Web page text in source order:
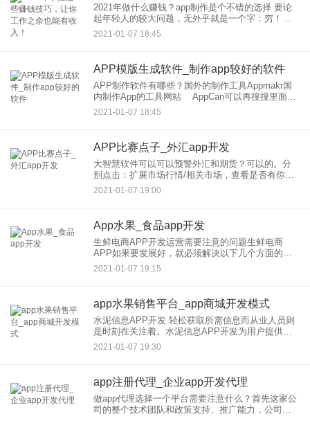
2021年做什么赚钱？app制作是个不错的选择 要论
起年轻人的较大问题，无外乎就是一个字：穷！那
么这届的年轻人该怎么办呢？这里给大家介绍几个
赚钱的渠道和技巧，让你在2021年工作之余也能有
2021-01-07 18:45
APP模版生成软件_制作app较好的软件
APP制作软件有哪些？国外的制作工具Appmakr国
内制作App的工具网站 AppCan可以再搜搜里面去
问下网上都有，自己看软件制作APP？什么意思？
提的有点不清不楚的。难道是说可以通过向导直接
2021-01-07 18:45
APP比赛点子_外汇app开发
大智慧软件可以可以预警外汇和期货？可以的。分
别点击：扩展市场行情/相关市场，查看是否有你需
要的行情，如果没有就说明该软件的该版本不支持
此类服务。一般外汇软件要到有关银行网站下载，
2021-01-07 19:00
App水果_食品app开发
生鲜电商APP开发运营需要注意的问题生鲜电商
APP如果要发展好，就必须解决以下几个方面的问
题：一、解决食品不安全的痛点生鲜是每个家庭每
个人每天要吃、每餐要吃的食品，不仅要吃得可
2021-01-07 19:15
app水果销售平台_app商城开发模式
水泥信息APP开发 轻松获取所需信息而从业人员则
是时刻在关注着。水泥信息APP开发为用户提供国
内水泥行业的较新资讯、水泥价格、水泥指数、技
术分享等功能，通过了解较新的信息来调整销售计
2021-01-07 19:30
app注册代理_企业app开发代理
做app代理选择一个平台需要注意什么？首先这家公
司的整个技术团队和政策支持、推广能力，公司的